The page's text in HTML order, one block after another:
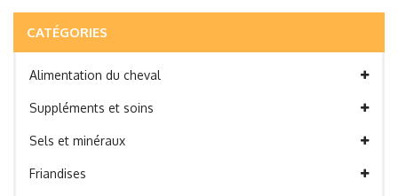
CATÉGORIES
Alimentation du cheval
Suppléments et soins
Sels et minéraux
Friandises